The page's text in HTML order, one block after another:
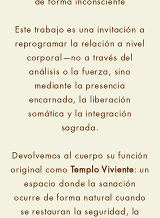
Este trabajo es una invitación a
reprogramar la relación a nivel
corporal—no a través del
análisis o la fuerza, sino
mediante la presencia
encarnada, la liberación
somática y la integración
sagrada.
Devolvemos al cuerpo su función
original comoTemplo Viviente: un
espacio donde la sanación
ocurre de forma natural cuando
se restauran la seguridad, la